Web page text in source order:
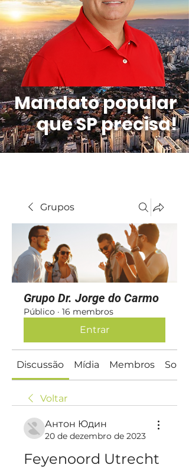
Mandato popular
que SP precisa!
Grupos
Grupo Dr. Jorge do Carmo
Público · 16 membros
Entrar
Discussão Mídia Membros Sobre
Voltar
Антон Юдин
20 de dezembro de 2023
Feyenoord Utrecht